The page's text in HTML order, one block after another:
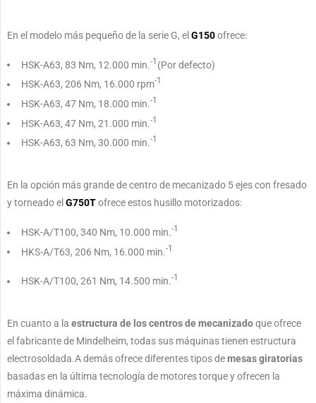
En el modelo más pequeño de la serie G, el G150ofrece:
HSK-A63, 83 Nm, 12.000 min.-1 (Por defecto)
HSK-A63, 206 Nm, 16.000 rpm-1
HSK-A63, 47 Nm, 18.000 min.-1
HSK-A63, 47 Nm, 21.000 min.-1
HSK-A63, 63 Nm, 30.000 min.-1
En la opción más grande de centro de mecanizado 5 ejes con fresado
y torneado el G750Tofrece estos husillo motorizados:
HSK-A/T100, 340 Nm, 10.000 min.-1
HKS-A/T63, 206 Nm, 16.000 min.-1
HSK-A/T100, 261 Nm, 14.500 min.-1
En cuanto a la estructura de los centros de mecanizadoque ofrece
el fabricante de Mindelheim, todas sus máquinas tienen estructura
electrosoldada.A demás ofrece diferentes tipos demesas giratorias
basadas en la última tecnología de motores torque y ofrecen la
máxima dinámica.